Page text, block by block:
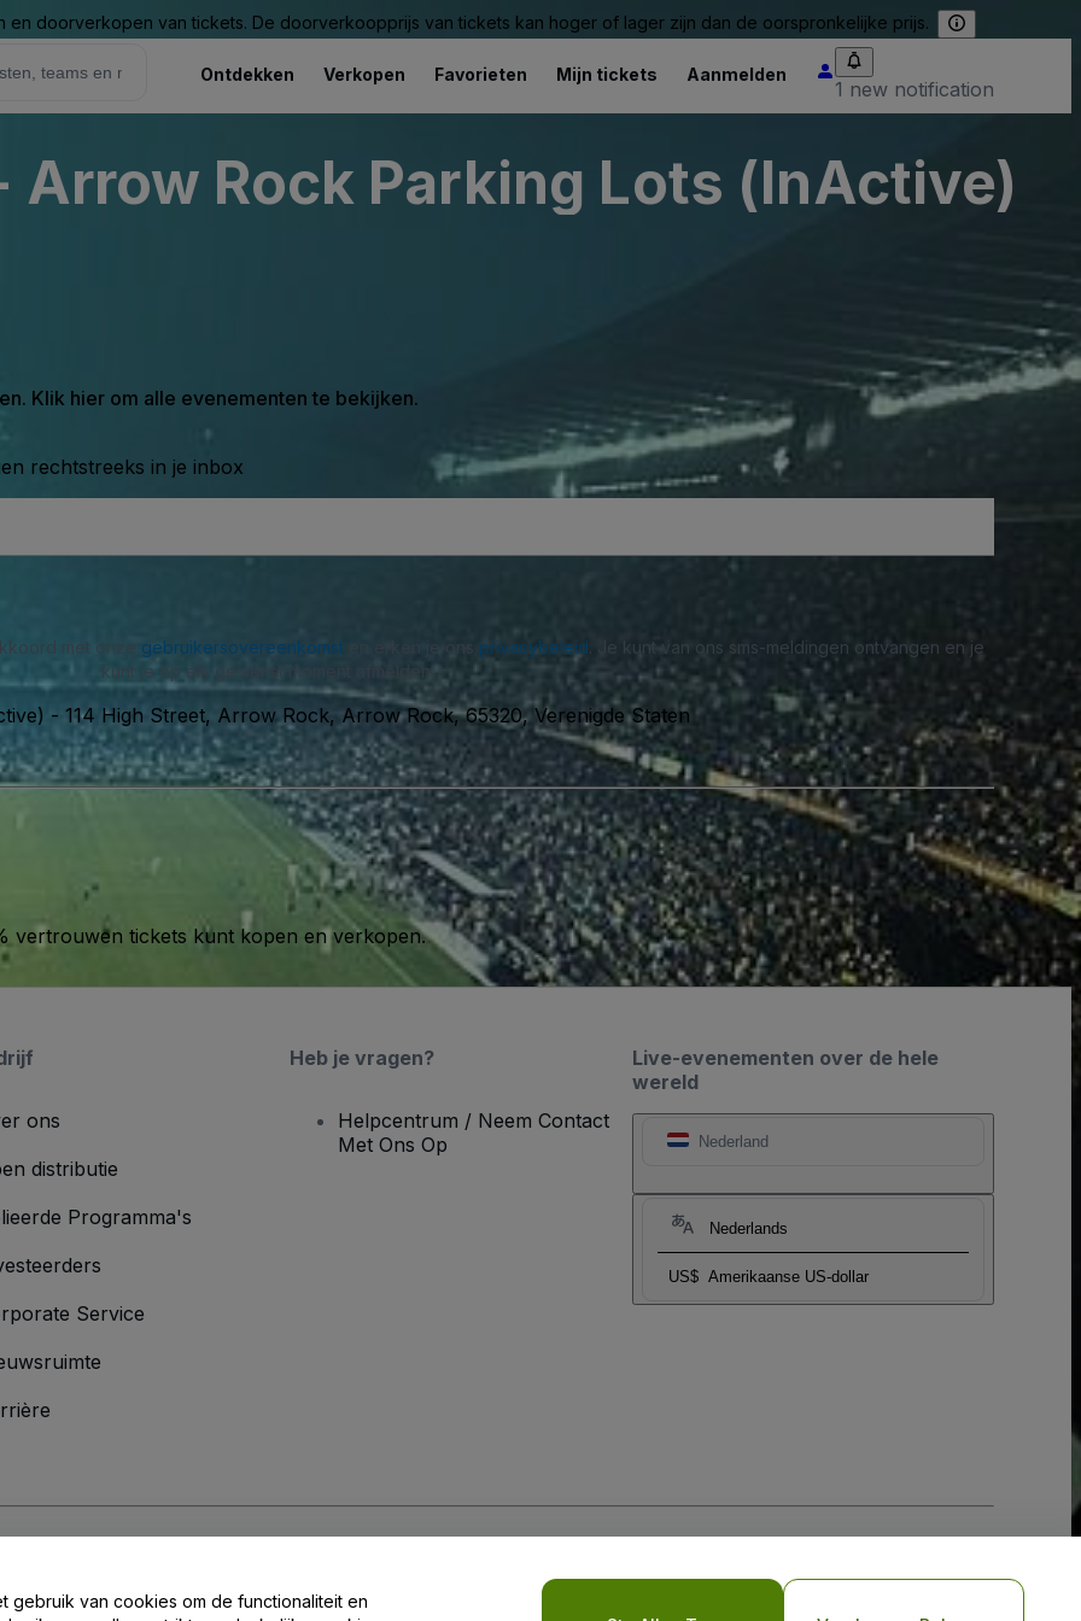
doorverkopen van tickets. De doorverkoopprijs van tickets kan hoger of lager zijn dan de oorspronkelijke prijs.
Ontdekken Verkopen Favorieten Mijn tickets Aanmelden
1 new notification
Lyceum Theatre - Arrow Rock Parking Lots (InActive)
Klik hier om alle evenementen te bekijken.
rechtstreeks in je inbox
met onze gebruikersovereenkomst en erken je ons privacybeleid
. Je kunt van ons sms-meldingen ontvangen en je
kunt je op elk gewenst moment afmelden.
- 114 High Street, Arrow Rock, Arrow Rock, 65320, Verenigde Staten
vertrouwen tickets kunt kopen en verkopen.
Live-evenementen over de hele
wereld
Nederland
Nederlands
US$ Amerikaanse US-dollar
ons
distributie
Programma's
Service
Heb je vragen?
Helpcentrum / Neem Contact
Met Ons Op
privacybeleid voor mobiel
gebruik van cookies om de functionaliteit en